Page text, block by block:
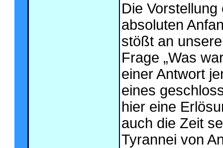
Die
absoluten
stößt an
Frage „Was
einer Antwort
eines
hier eine
auch die Zeit
Tyrannei von